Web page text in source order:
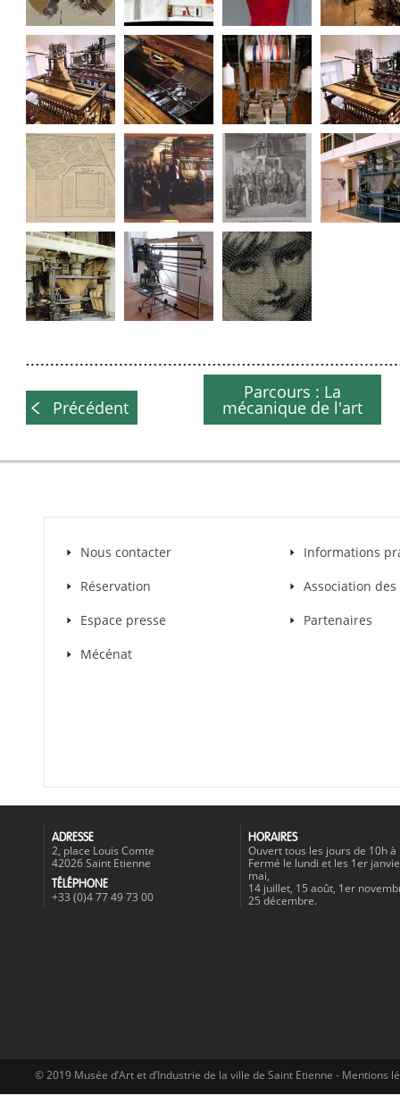
Précédent
Parcours : La
mécanique de l'art
Nous contacter
Informations
Réservation
Association
Espace presse
Partenaires
Mécénat
ADRESSE
2, place Louis Comte
42026 Saint Etienne
TÉLÉPHONE
+33 (0)4 77 49 73 00
HORAIRES
Ouvert tous les jours de 10h à
Fermé le lundi et les 1er
mai,
14 juillet, 15 août, 1er
25 décembre.
© 2019 Musée d’Art et d’Industrie de la ville de Saint Etienne - Mentions